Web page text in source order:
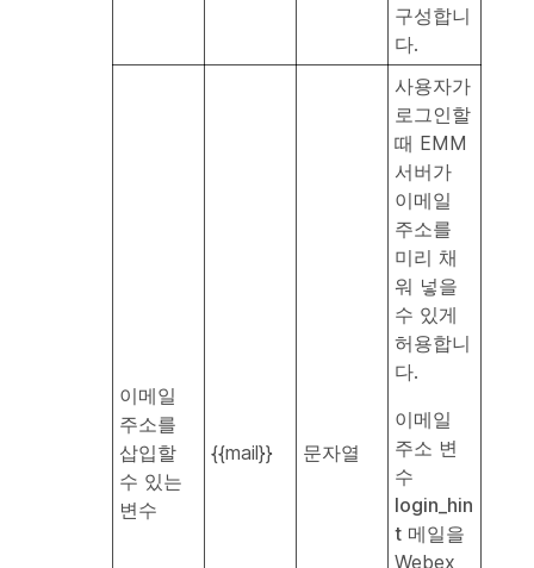
구성합니
다.
이메일
주소를
삽입할
수 있는
변수
{{mail}} 문자열
사용자가
로그인할
때 EMM
서버가
이메일
주소를
미리 채
워 넣을
수 있게
허용합니
다.
이메일
주소 변
수
login_hin
t 메일을
Webex